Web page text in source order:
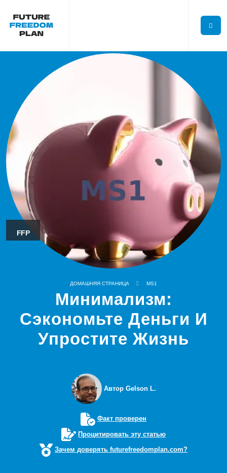
FFP
ДОМАШНЯЯ СТРАНИЦА MS1
Минимализм:
Сэкономьте Деньги И
Упростите Жизнь
Автор Gelson L.
Факт проверен
Процитировать эту статью
Зачем доверять futurefreedomplan.com?